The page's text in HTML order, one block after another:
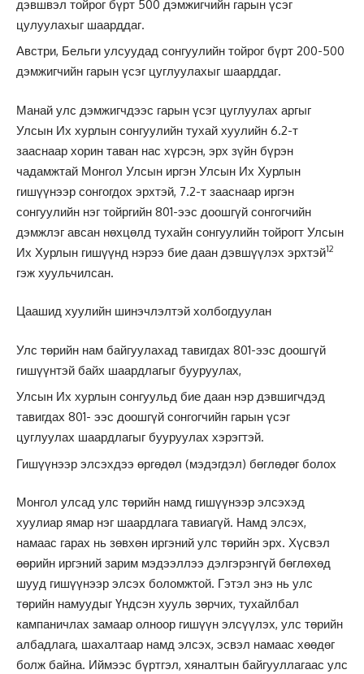
дэвшвэл тойрог бүрт 500 дэмжигчийн гарын үсэг
цулуулахыг шаарддаг.
Австри, Бельги улсуудад сонгуулийн тойрог бүрт 200-500
дэмжигчийн гарын үсэг цуглуулахыг шаарддаг.
Манай улс дэмжигчдээс гарын үсэг цуглуулах аргыг
Улсын Их хурлын сонгуулийн тухай хуулийн 6.2-т
зааснаар хорин таван нас хүрсэн, эрх зүйн бүрэн
чадамжтай Монгол Улсын иргэн Улсын Их Хурлын
гишүүнээр сонгогдох эрхтэй, 7.2-т зааснаар иргэн
сонгуулийн нэг тойргийн 801-ээс доошгүй сонгогчийн
дэмжлэг авсан нөхцөлд тухайн сонгуулийн тойрогт Улсын
Их Хурлын гишүүнд нэрээ бие даан дэвшүүлэх эрхтэй12
гэж хуульчилсан.
Цаашид хуулийн шинэчлэлтэй холбогдуулан
Улс төрийн нам байгуулахад тавигдах 801-ээс доошгүй
гишүүнтэй байх шаардлагыг бууруулах,
Улсын Их хурлын сонгуульд бие даан нэр дэвшигчдэд
тавигдах 801- ээс доошгүй сонгогчийн гарын үсэг
цуглуулах шаардлагыг бууруулах хэрэгтэй.
Гишүүнээр элсэхдээ өргөдөл (мэдэгдэл) бөглөдөг болох
Монгол улсад улс төрийн намд гишүүнээр элсэхэд
хуулиар ямар нэг шаардлага тавиагүй. Намд элсэх,
намаас гарах нь зөвхөн иргэний улс төрийн эрх. Хүсвэл
өөрийн иргэний зарим мэдээллээ дэлгэрэнгүй бөглөхөд
шууд гишүүнээр элсэх боломжтой. Гэтэл энэ нь улс
төрийн намуудыг Үндсэн хууль зөрчих, тухайлбал
кампаничлах замаар олноор гишүүн элсүүлэх, улс төрийн
албадлага, шахалтаар намд элсэх, эсвэл намаас хөөдөг
болж байна. Иймээс бүртгэл, хяналтын байгууллагаас улс